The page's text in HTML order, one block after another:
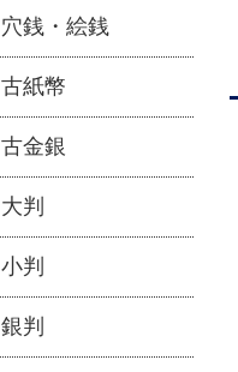
穴銭・絵銭
古紙幣
古金銀
大判
小判
銀判